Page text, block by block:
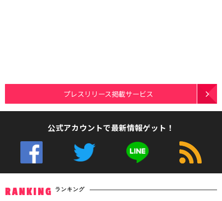
プレスリリース掲載サービス
公式アカウントで最新情報ゲット！
RANKING ランキング